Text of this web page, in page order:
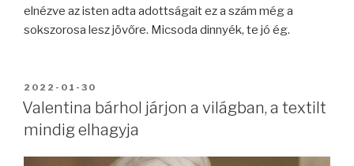
elnézve az isten adta adottságait ez a szám még a
sokszorosa lesz jövőre. Micsoda dinnyék, te jó ég.
BEKÜLDVE:
2022-01-30
Valentina bárhol járjon a világban, a textilt
mindig elhagyja